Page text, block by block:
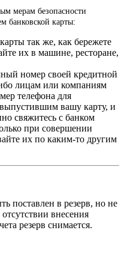
мерам безопасности
банковской карты:
так же, как бережете
их в машине, ресторане,
номер своей кредитной
лицам или компаниям
телефона для
вашу карту, и
свяжитесь с банком
при совершении
их по каким-то другим
поставлен в резерв, но не
внесения
резерв снимается.